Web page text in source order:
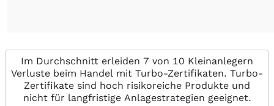
Im Durchschnitt erleiden 7 von 10 Kleinanlegern
Verluste beim Handel mit Turbo-Zertifikaten. Turbo-
Zertifikate sind hoch risikoreiche Produkte und
nicht für langfristige Anlagestrategien geeignet.